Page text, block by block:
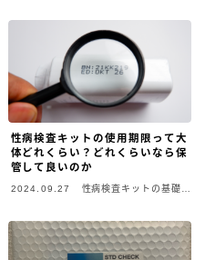
性病検査キットの使用期限って大
体どれくらい？どれくらいなら保
管して良いのか
2024.09.27
性病検査キットの基礎知